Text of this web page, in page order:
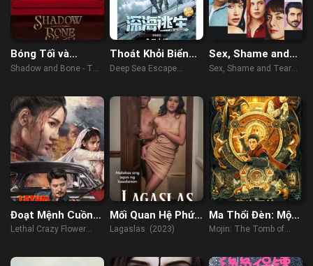
Bóng Tối và
Xương Trắng –
Shadow and Bone - The
Thoát Khỏi Biển
Sâu
Deep Sea Escape
Sex, Shame and
Tears 2
Sex, Shame and Tears
Đoạt Mệnh Cuồng
Hoa
Lethal Crazy Flower
Mối Quan Hệ Phức
Tạp
Lagaslas (2023)
Ma Thổi Đèn: Mộ
Hoàng Bì Tử
Mojin: The Tomb of